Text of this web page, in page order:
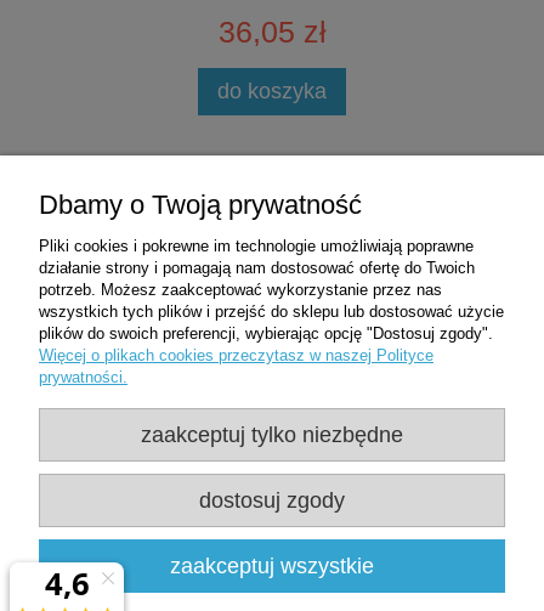
36,05 zł
do koszyka
Zakupy
Pomoc
Moje konto
Użytkowanie sklepu oznacza zgodę na
wykorzystywanie plików cookies. Szczegółowe
informacje wPolityce prywatności
NIP: 7281437599 | REGON: 361478800 |537507540
med.pl
Dbamy o Twoją prywatność
Pliki cookies i pokrewne im technologie umożliwiają poprawne
działanie strony i pomagają nam dostosować ofertę do Twoich
potrzeb. Możesz zaakceptować wykorzystanie przez nas
wszystkich tych plików i przejść do sklepu lub dostosować użycie
plików do swoich preferencji, wybierając opcję "Dostosuj zgody".
Więcej o plikach cookies przeczytasz w naszej Polityce
prywatności.
zaakceptuj tylko niezbędne
dostosuj zgody
zaakceptuj wszystkie